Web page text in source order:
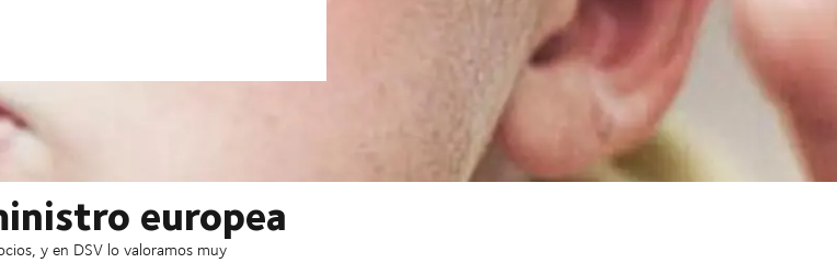
europea
y en DSV lo valoramos muy